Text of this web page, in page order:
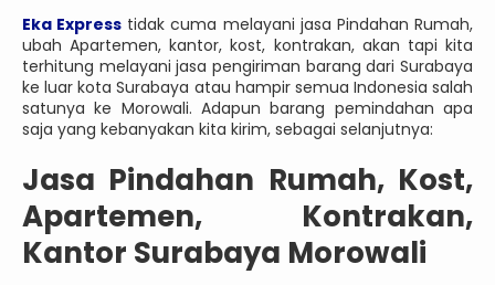
Eka Express tidak cuma melayani jasa Pindahan Rumah,
ubah Apartemen, kantor, kost, kontrakan, akan tapi kita
terhitung melayani jasa pengiriman barang dari Surabaya
ke luar kota Surabaya atau hampir semua Indonesia salah
satunya ke Morowali. Adapun barang pemindahan apa
saja yang kebanyakan kita kirim, sebagai selanjutnya:
Jasa Pindahan Rumah, Kost,
Apartemen, Kontrakan,
Kantor Surabaya Morowali